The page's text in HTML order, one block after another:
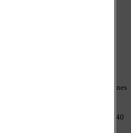
Kabinett des "Geschichtsvereines
besichtigt werden kann.
Platz, während im Gasthof ca. 40